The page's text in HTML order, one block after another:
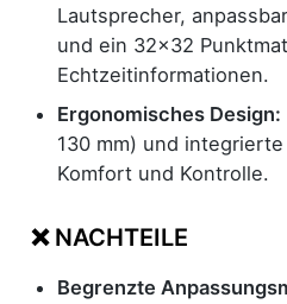
Lautsprecher,
und ein 32x32
Echtzeitinformationen.
Ergonomisches Design:
130 mm) und
Komfort und Kontrolle.
❌ NACHTEILE
Begrenzte